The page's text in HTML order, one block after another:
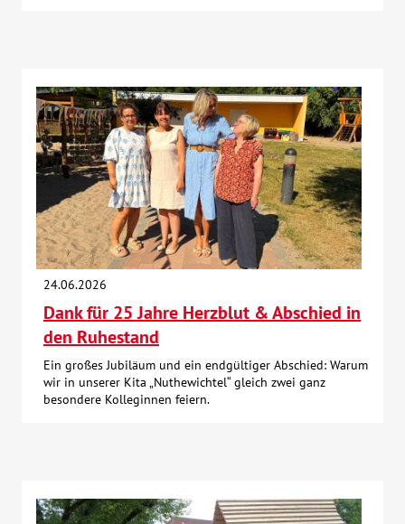
24.06.2026
Dank für 25 Jahre Herzblut & Abschied in
den Ruhestand
Ein großes Jubiläum und ein endgültiger Abschied: Warum
wir in unserer Kita „Nuthewichtel“ gleich zwei ganz
besondere Kolleginnen feiern.